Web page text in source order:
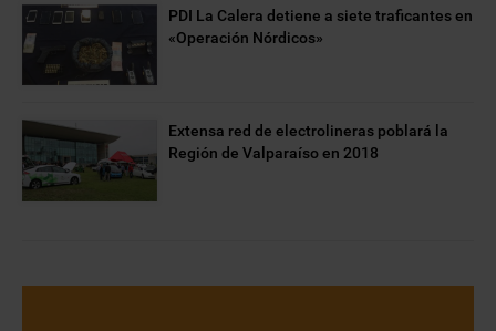
PDI La Calera detiene a siete traficantes en
«Operación Nórdicos»
Extensa red de electrolineras poblará la
Región de Valparaíso en 2018